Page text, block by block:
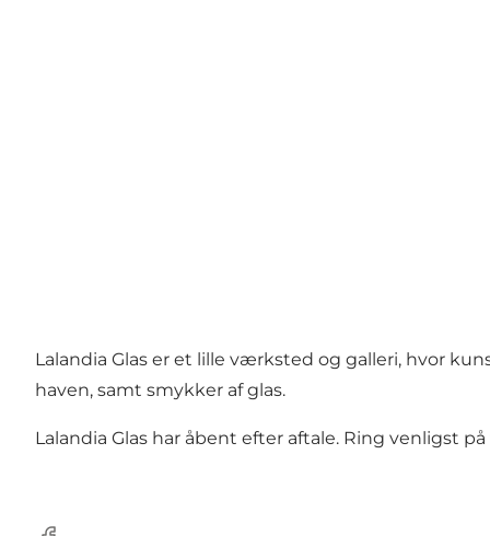
Lalandia Glas er et lille værksted og galleri, hvor
haven, samt smykker af glas.
Lalandia Glas har åbent efter aftale. Ring venligst på